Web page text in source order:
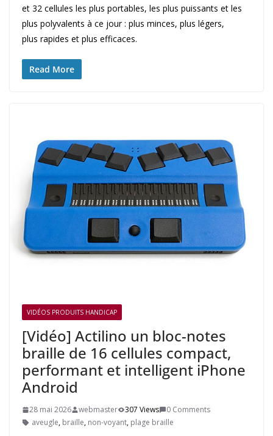
et 32 cellules les plus portables, les plus puissants et les
plus polyvalents à ce jour : plus minces, plus légers,
plus rapides et plus efficaces.
Read More
VIDÉOS PRODUITS HANDICAP
[Vidéo] Actilino un bloc-notes
braille de 16 cellules compact,
performant et intelligent iPhone
Android
28 mai 2026 webmaster 307 Views
0 Comments
aveugle, braille, non-voyant, plage braille